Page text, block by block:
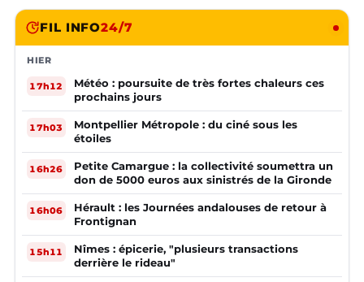
FIL INFO24/7
HIER
17h12
Météo : poursuite de très fortes chaleurs ces
prochains jours
17h03
Montpellier Métropole : du ciné sous les
étoiles
16h26
Petite Camargue : la collectivité soumettra un
don de 5000 euros aux sinistrés de la Gironde
16h06
Hérault : les Journées andalouses de retour à
Frontignan
15h11
Nîmes : épicerie, "plusieurs transactions
derrière le rideau"